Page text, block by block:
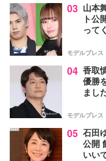
03 山本
ト公
って
モデルプレス
04 香取
優勝
まし
モデルプレス
05 石田
公開
いい